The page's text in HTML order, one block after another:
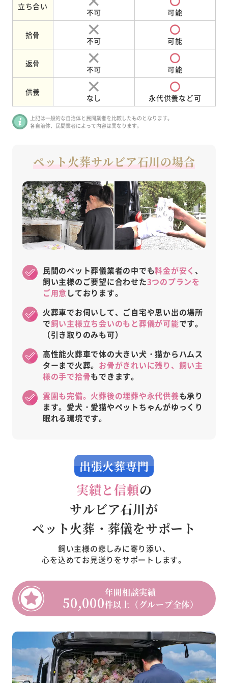
立ち合い
不可 可能
拾骨
不可 可能
返骨
不可 可能
供養
なし 永代供養など可
上記は一般的な自治体と民間業者を比較したものとなります。
各自治体、民間業者によって内容は異なります。
ペット火葬サルビア石川の場合
民間のペット葬儀業者の中でも料金が安く 、
飼い主様のご要望に合わせた3つのプランを
ご用意 しております。
火葬車でお伺いして、ご自宅や思い出の場所
で飼い主様立ち会いのもと葬儀が可能です。
（引き取りのみも可）
高性能火葬車で体の大きい犬・猫からハムス
ターまで火葬。 お骨がきれいに残り、飼い主
様の手で拾骨もできます。
霊園も完備。火葬後の埋葬や永代供養も承り
ます。愛犬・愛猫やペットちゃんがゆっくり
眠れる環境です。
出張火葬専門
実績と信頼の
サルビア石川が
ペット火葬・葬儀をサポート
飼い主様の悲しみに寄り添い、
心を込めてお見送りをサポートします。
年間相談実績
50,000件以上（グループ全体）